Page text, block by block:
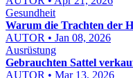
Gesundheit
Warum die Trachten der
AUTOR • Jan 08, 2026
Ausrüstung
Gebrauchten Sattel
AUTOR • Mar 13, 2026